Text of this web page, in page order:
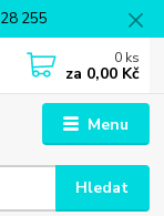
255
Menu
Hledat
0 ks
za 0,00 Kč